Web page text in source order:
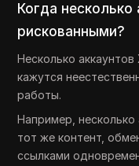
Когда несколько
рискованными?
Несколько
кажутся
работы.
Например,
тот же контент,
ссылками